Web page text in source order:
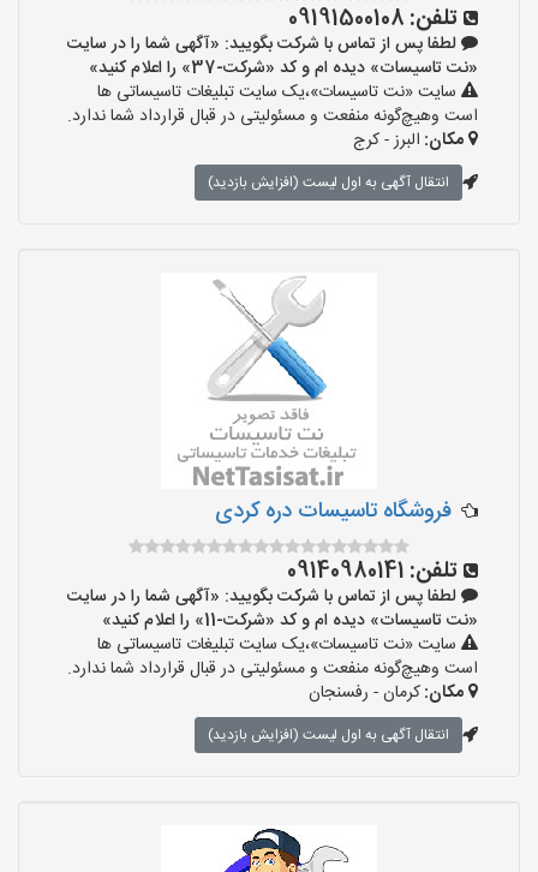
تلفن: 09191500108
لطفا پس از تماس با شرکت بگویید: «آگهی شما را در سایت
«نت تاسیسات» دیده ام و کد «شرکت-37» را اعلام کنید»
سایت «نت تاسیسات»،یک سایت تبلیغات تاسیساتی ها
است وهیچ‌گونه منفعت و مسئولیتی در قبال قرارداد شما ندارد.
مکان: البرز - کرج
انتقال آگهی به اول لیست (افزایش بازدید)
‌فروشگاه تاسیسات دره کردی
تلفن: 09140980141
لطفا پس از تماس با شرکت بگویید: «آگهی شما را در سایت
«نت تاسیسات» دیده ام و کد «شرکت-11» را اعلام کنید»
سایت «نت تاسیسات»،یک سایت تبلیغات تاسیساتی ها
است وهیچ‌گونه منفعت و مسئولیتی در قبال قرارداد شما ندارد.
مکان:کرمان - رفسنجان
انتقال آگهی به اول لیست (افزایش بازدید)